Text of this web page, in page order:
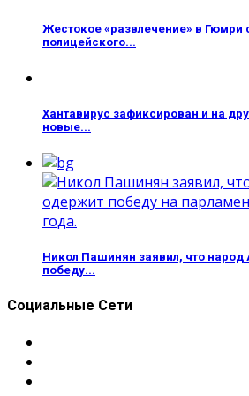
Жестокое «развлечение» в Гюмри
полицейского...
Хантавирус зафиксирован и на
новые...
Никол Пашинян заявил, что
победу...
Социальные Сети